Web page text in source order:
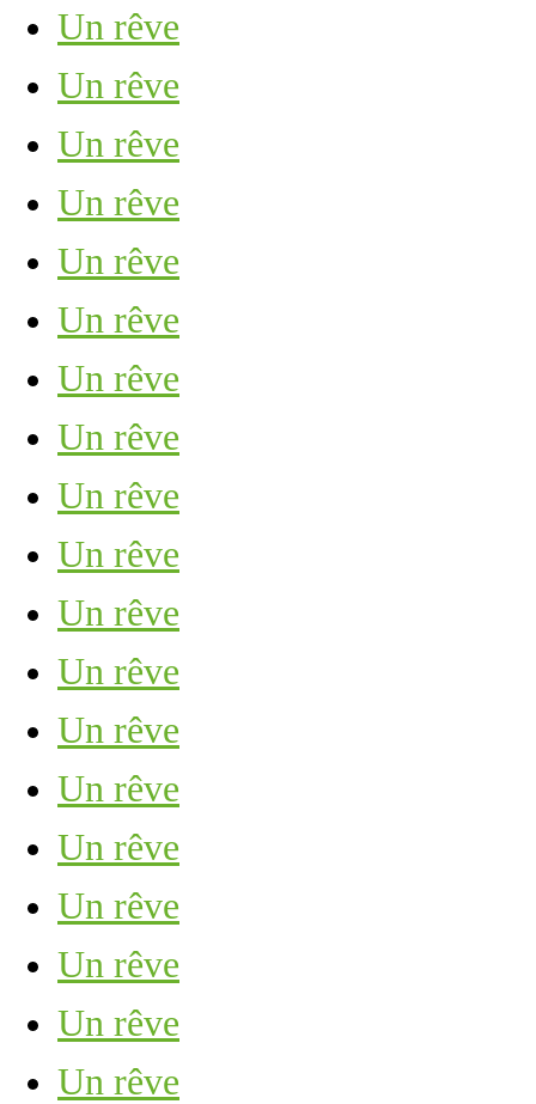
Un rêve
Un rêve
Un rêve
Un rêve
Un rêve
Un rêve
Un rêve
Un rêve
Un rêve
Un rêve
Un rêve
Un rêve
Un rêve
Un rêve
Un rêve
Un rêve
Un rêve
Un rêve
Un rêve